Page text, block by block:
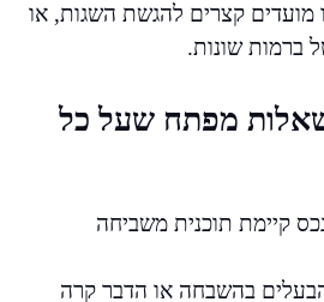
מועדים קצרים להגשת השגות, או
ברמות שונות.
שאלות מפתח שעל כל
קיימת תוכנית משביחה
בהשבחה או הדבר קרה